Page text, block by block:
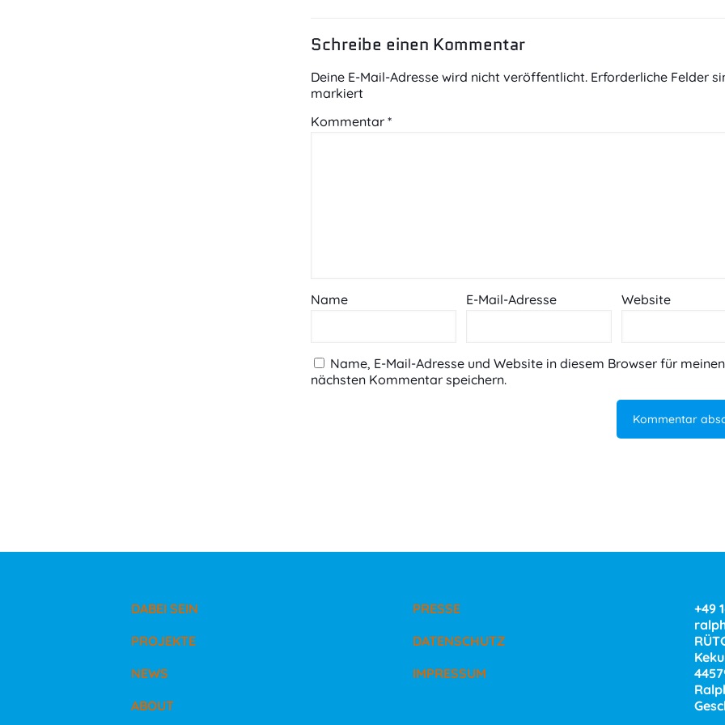
Schreibe einen Kommentar
Deine E-Mail-Adresse wird nicht veröffentlicht. Erforderliche Felder
markiert
Kommentar *
Name E-Mail-Adresse Website
Name, E-Mail-Adresse und Website in diesem Browser für meinen
nächsten Kommentar speichern.
DABEI SEIN
PROJEKTE
NEWS
ABOUT
PRESSE
DATENSCHUTZ
IMPRESSUM
+49